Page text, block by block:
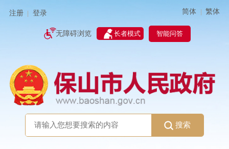
注册 登录 简体 | 繁体
无障碍浏览 长者模式 智能问答
搜索